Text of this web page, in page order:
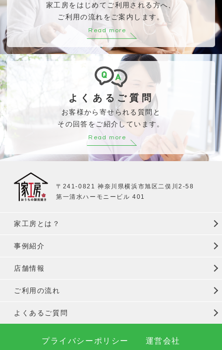
家工房をはじめてご利用される方へ、
ご利用の流れをご案内します。
Read more
よくあるご質問
お客様から寄せられる質問と
その回答をご紹介しています。
Read more
〒241-0821 神奈川県横浜市旭区二俣川2-58
第一清水ハーモニービル 401
家工房とは？
事例紹介
店舗情報
ご利用の流れ
よくあるご質問
プライバシーポリシー 運営会社